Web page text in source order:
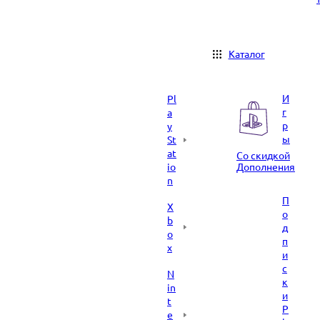
Каталог
Pl
a
y
St
at
io
n
X
b
o
x
N
in
t
e
И
г
р
ы
Со скидкой
Дополнения
П
о
д
п
и
с
к
и
P